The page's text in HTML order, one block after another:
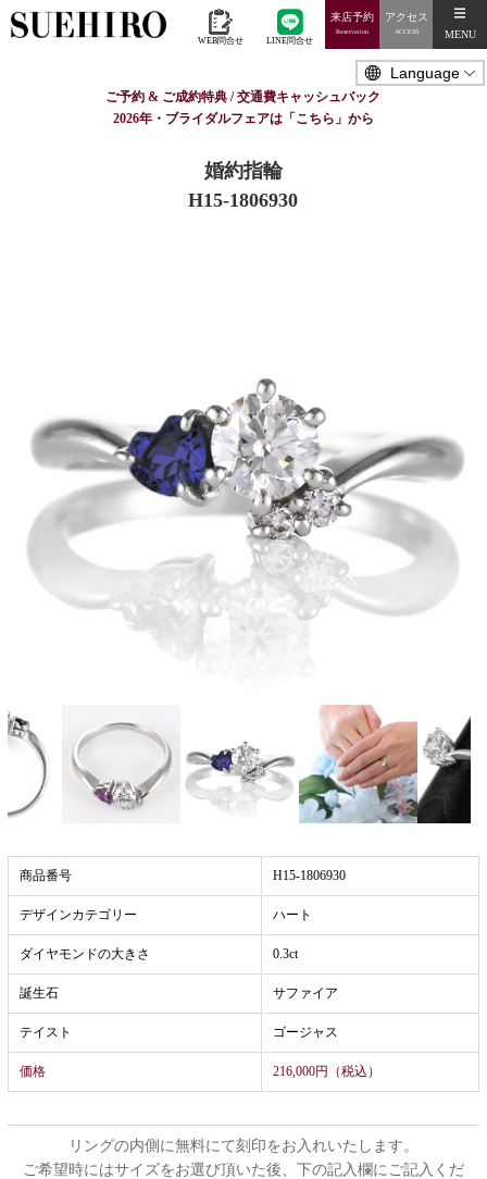
WEB問合せ LINE問合せ
来店予約
Reservation
アクセス
ACCESS MENU
ご予約 & ご成約特典 / 交通費キャッシュバック
2026年・ブライダルフェアは「こちら」から
婚約指輪
H15-1806930
商品番号 H15-1806930
デザインカテゴリー ハート
ダイヤモンドの大きさ 0.3ct
誕生石 サファイア
テイスト ゴージャス
価格 216,000円（税込）
リングの内側に無料にて刻印をお入れいたします。
ご希望時にはサイズをお選び頂いた後、下の記入欄にご記入くだ